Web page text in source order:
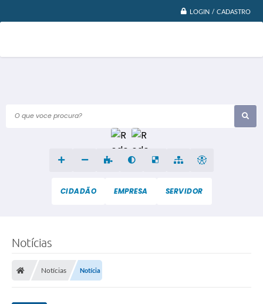
LOGIN / CADASTRO
O que voce procura?
CIDADÃO EMPRESA SERVIDOR
Notícias
Notícias Notícia